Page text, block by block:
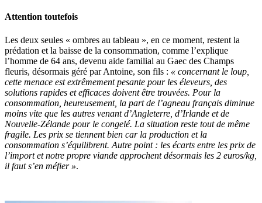
Attention toutefois
Les deux seules « ombres au tableau », en ce moment, restent la
prédation et la baisse de la consommation, comme l’explique
l’homme de 64 ans, devenu aide familial au Gaec des Champs
fleuris, désormais géré par Antoine, son fils : « concernant le loup,
cette menace est extrêmement pesante pour les éleveurs, des
solutions rapides et efficaces doivent être trouvées. Pour la
consommation, heureusement, la part de l’agneau français diminue
moins vite que les autres venant d’Angleterre, d’Irlande et de
Nouvelle-Zélande pour le congelé. La situation reste tout de même
fragile. Les prix se tiennent bien car la production et la
consommation s’équilibrent. Autre point : les écarts entre les prix de
l’import et notre propre viande approchent désormais les 2 euros/kg,
il faut s’en méfier ».